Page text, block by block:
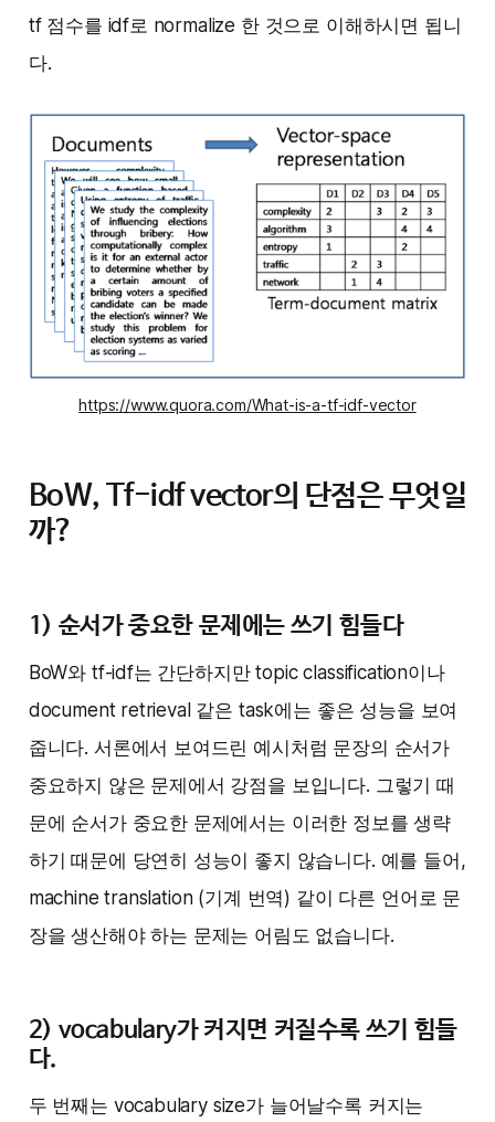
tf 점수를 idf로 normalize 한 것으로 이해하시면 됩니
다.
https://www.quora.com/What-is-a-tf-idf-vector
BoW, Tf-idf vector의 단점은 무엇일
까?‌‌
1) 순서가 중요한 문제에는 쓰기 힘들다
BoW와 tf-idf는 간단하지만 topic classification이나
document retrieval 같은 task에는 좋은 성능을 보여
줍니다. 서론에서 보여드린 예시처럼 문장의 순서가
중요하지 않은 문제에서 강점을 보입니다. 그렇기 때
문에 순서가 중요한 문제에서는 이러한 정보를 생략
하기 때문에 당연히 성능이 좋지 않습니다. 예를 들어,
machine translation (기계 번역) 같이 다른 언어로 문
장을 생산해야 하는 문제는 어림도 없습니다. ‌‌
2) vocabulary가 커지면 커질수록 쓰기 힘들
다.
두 번째는 vocabulary size가 늘어날수록 커지는